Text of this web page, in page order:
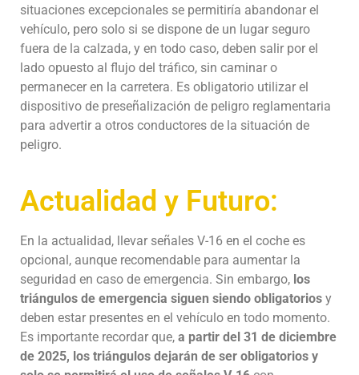
situaciones excepcionales se permitiría abandonar el
vehículo, pero solo si se dispone de un lugar seguro
fuera de la calzada, y en todo caso, deben salir por el
lado opuesto al flujo del tráfico, sin caminar o
permanecer en la carretera. Es obligatorio utilizar el
dispositivo de preseñalización de peligro reglamentaria
para advertir a otros conductores de la situación de
peligro.
Actualidad y Futuro:
En la actualidad, llevar señales V-16 en el coche es
opcional, aunque recomendable para aumentar la
seguridad en caso de emergencia. Sin embargo, los
triángulos de emergencia siguen siendo obligatorios y
deben estar presentes en el vehículo en todo momento.
Es importante recordar que, a partir del 31 de diciembre
de 2025, los triángulos dejarán de ser obligatorios y